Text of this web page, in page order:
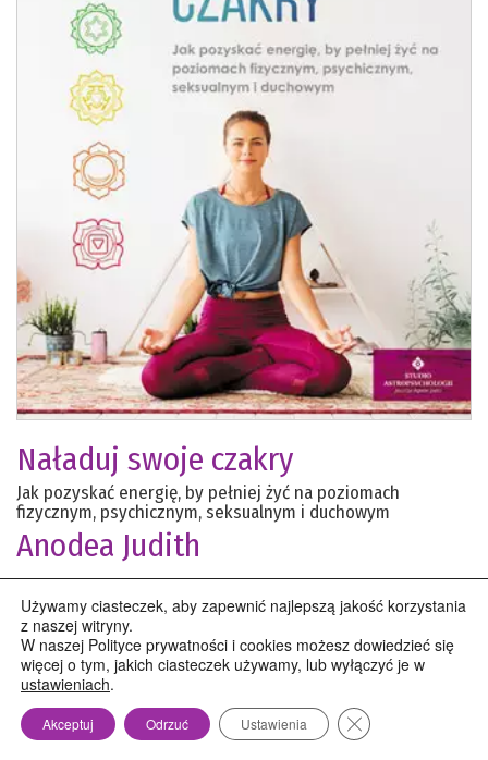
Naładuj swoje czakry
Jak pozyskać energię, by pełniej żyć na poziomach
fizycznym, psychicznym, seksualnym i duchowym
Anodea Judith
Rozwój duchowy›kundalini
Terapie›medytacja
ebooki jak odblokować czakry oczyszczanie czakr
Między ciałem a umysłem przebiegają ładunki
Używamy ciasteczek, aby zapewnić najlepszą jakość korzystania
z naszej witryny.
W naszej Polityce prywatności i cookies możesz dowiedzieć się
więcej o tym, jakich ciasteczek używamy, lub wyłączyć je w
ustawieniach.
Akceptuj Odrzuć Ustawienia Zamknij panel